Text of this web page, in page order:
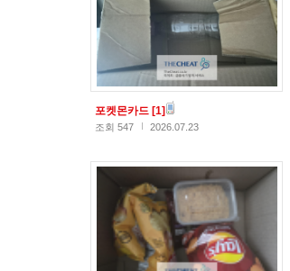
포켓몬카드 [1]
조회 547 2026.07.23